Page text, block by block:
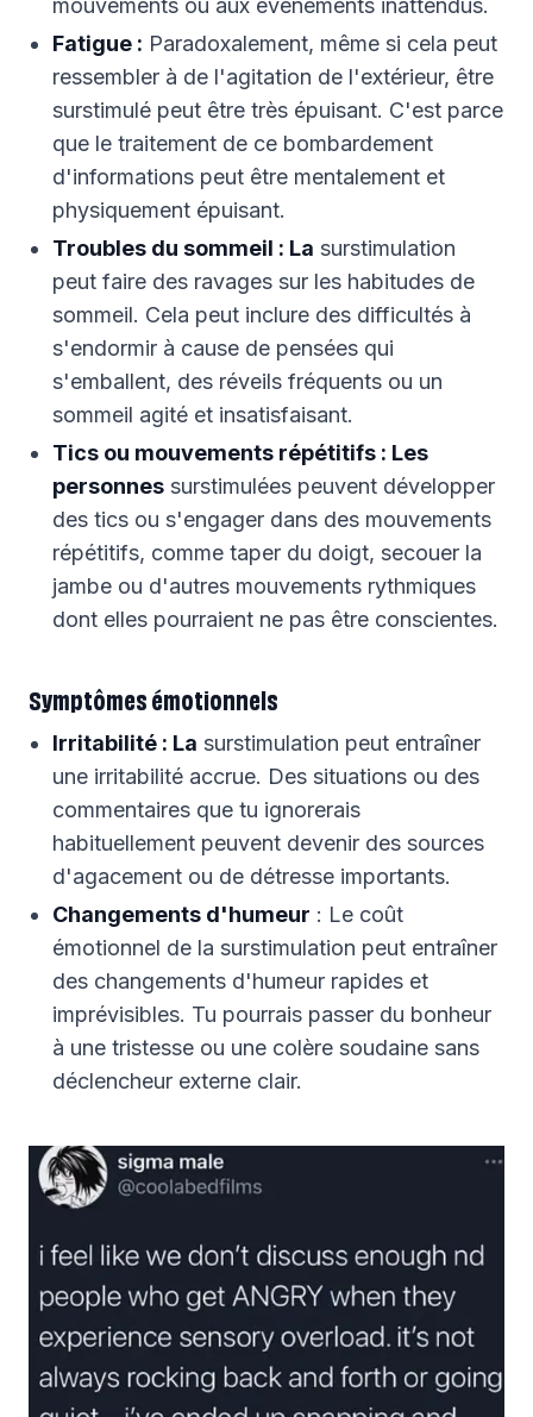
mouvements ou aux événements inattendus.
Fatigue : Paradoxalement, même si cela peut
ressembler à de l'agitation de l'extérieur, être
surstimulé peut être très épuisant. C'est parce
que le traitement de ce bombardement
d'informations peut être mentalement et
physiquement épuisant.
Troubles du sommeil : La surstimulation
peut faire des ravages sur les habitudes de
sommeil. Cela peut inclure des difficultés à
s'endormir à cause de pensées qui
s'emballent, des réveils fréquents ou un
sommeil agité et insatisfaisant.
Tics ou mouvements répétitifs : Les
personnes surstimulées peuvent développer
des tics ou s'engager dans des mouvements
répétitifs, comme taper du doigt, secouer la
jambe ou d'autres mouvements rythmiques
dont elles pourraient ne pas être conscientes.
Symptômes émotionnels
Irritabilité : La surstimulation peut entraîner
une irritabilité accrue. Des situations ou des
commentaires que tu ignorerais
habituellement peuvent devenir des sources
d'agacement ou de détresse importants.
Changements d'humeur : Le coût
émotionnel de la surstimulation peut entraîner
des changements d'humeur rapides et
imprévisibles. Tu pourrais passer du bonheur
à une tristesse ou une colère soudaine sans
déclencheur externe clair.